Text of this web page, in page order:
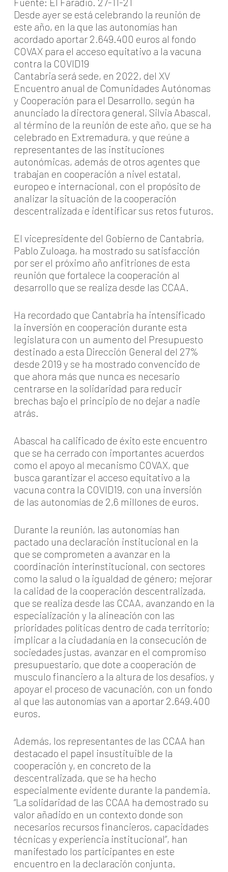
Desde ayer se está celebrando la reunión de
este año, en la que las autonomías han
acordado aportar 2.649.400 euros al fondo
COVAX para el acceso equitativo a la vacuna
contra la COVID19
Cantabria será sede, en 2022, del XV
Encuentro anual de Comunidades Autónomas
y Cooperación para el Desarrollo, según ha
anunciado la directora general, Silvia Abascal,
al término de la reunión de este año, que se ha
celebrado en Extremadura, y que reúne a
representantes de las instituciones
autonómicas, además de otros agentes que
trabajan en cooperación a nivel estatal,
europeo e internacional, con el propósito de
analizar la situación de la cooperación
descentralizada e identificar sus retos futuros.
El vicepresidente del Gobierno de Cantabria,
Pablo Zuloaga, ha mostrado su satisfacción
por ser el próximo año anfitriones de esta
reunión que fortalece la cooperación al
desarrollo que se realiza desde las CCAA.
Ha recordado que Cantabria ha intensificado
la inversión en cooperación durante esta
legislatura con un aumento del Presupuesto
destinado a esta Dirección General del 27%
desde 2019 y se ha mostrado convencido de
que ahora más que nunca es necesario
centrarse en la solidaridad para reducir
brechas bajo el principio de no dejar a nadie
atrás.
Abascal ha calificado de éxito este encuentro
que se ha cerrado con importantes acuerdos
como el apoyo al mecanismo COVAX, que
busca garantizar el acceso equitativo a la
vacuna contra la COVID19, con una inversión
de las autonomías de 2,6 millones de euros.
Durante la reunión, las autonomías han
pactado una declaración institucional en la
que se comprometen a avanzar en la
coordinación interinstitucional, con sectores
como la salud o la igualdad de género; mejorar
la calidad de la cooperación descentralizada,
que se realiza desde las CCAA, avanzando en la
especialización y la alineación con las
prioridades políticas dentro de cada territorio;
implicar a la ciudadanía en la consecución de
sociedades justas, avanzar en el compromiso
presupuestario, que dote a cooperación de
musculo financiero a la altura de los desafíos, y
apoyar el proceso de vacunación, con un fondo
al que las autonomías van a aportar 2.649.400
euros.
Además, los representantes de las CCAA han
destacado el papel insustituible de la
cooperación y, en concreto de la
descentralizada, que se ha hecho
especialmente evidente durante la pandemia.
“La solidaridad de las CCAA ha demostrado su
valor añadido en un contexto donde son
necesarios recursos financieros, capacidades
técnicas y experiencia institucional”, han
manifestado los participantes en este
encuentro en la declaración conjunta.